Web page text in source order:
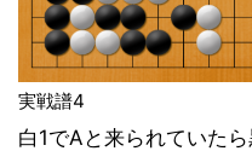
実戦譜4
白1でAと来られていた